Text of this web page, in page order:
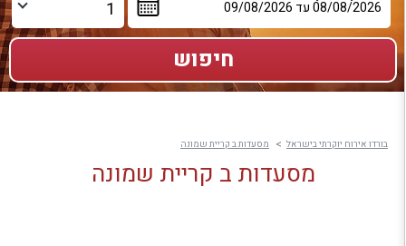
בורדו אירוח יוקרתי בישראל מסעדות ב קריית שמונה
מסעדות ב קריית שמונה